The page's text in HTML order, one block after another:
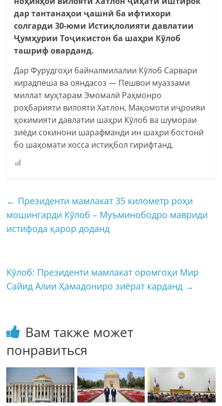
дар тантанаҳои ҷашнӣ ба ифтихори
солгарди 30-юми Истиқлолияти давлатии
Ҷумҳурии Тоҷикистон ба шаҳри Кӯлоб
ташриф оварданд.
Дар Фурудгоҳи байналмилалии Кӯлоб Сарвари
хирадпеша ва ояндасоз — Пешвои муаззами
миллат муҳтарам Эмомалӣ Раҳмонро
роҳбарияти вилояти Хатлон, Мақомоти иҷроияи
ҳокимияти давлатии шаҳри Кӯлоб ва шумораи
зиёди сокинони шарафманди ин шаҳри бостонӣ
бо шаҳомати хосса истиқбол гирифтанд.
← Президенти мамлакат 35 километр роҳи
мошингарди Кӯлоб – Муъминободро мавриди
истифода қарор доданд
Кӯлоб: Президенти мамлакат оромгоҳи Мир
Сайид Алии Ҳамадониро зиёрат карданд →
Вам также может
понравиться